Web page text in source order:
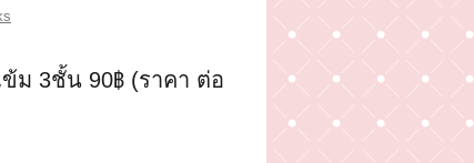
ม 3ชั้น 90฿ (ราคา ต่อ